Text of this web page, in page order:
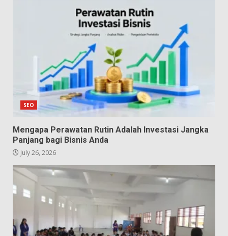
SEO
Mengapa Perawatan Rutin Adalah Investasi Jangka
Panjang bagi Bisnis Anda
July 26, 2026